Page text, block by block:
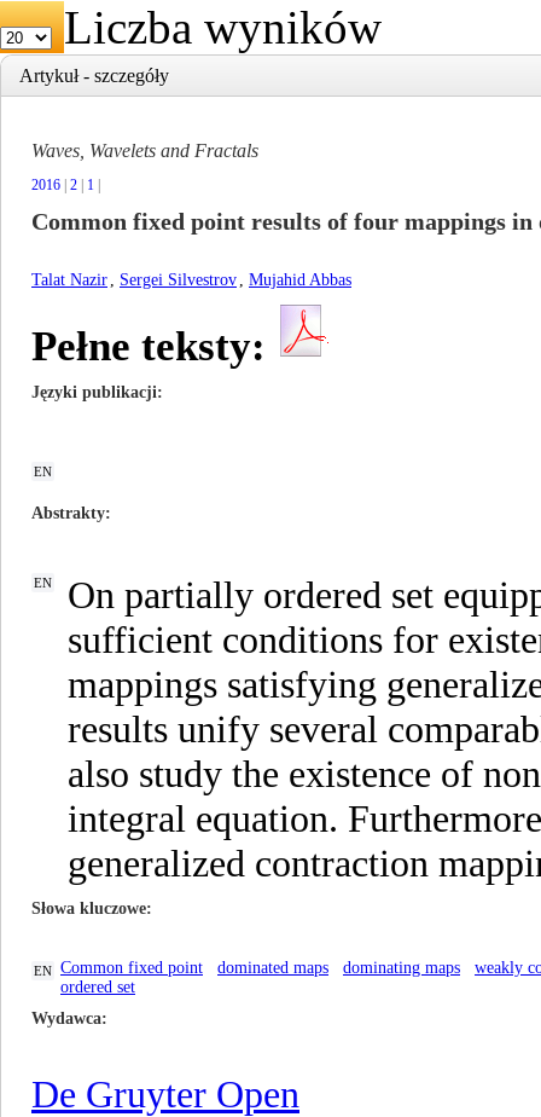
Liczba wyników
Artykuł - szczegóły
Waves, Wavelets and Fractals
2016 2 1
Common fixed point results of four mappings
Talat Nazir , Sergei Silvestrov , Mujahid Abbas
Pełne teksty:
Języki publikacji
EN
Abstrakty
EN
On partially ordered set
sufficient conditions for
mappings satisfying
results unify several
also study the existence of
integral equation.
generalized contraction
Słowa kluczowe
EN Common fixed point dominated maps dominating maps
weakly
ordered set
Wydawca
De Gruyter Open